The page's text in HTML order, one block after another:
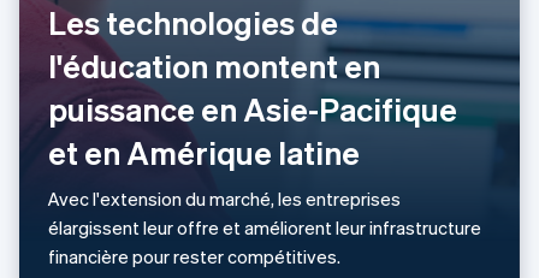
Les technologies de
l'éducation montent en
puissance en Asie-Pacifique
et en Amérique latine
Avec l'extension du marché, les entreprises
élargissent leur offre et améliorent leur infrastructure
financière pour rester compétitives.
R.A.S. de Hong Kong, Chine
English
République tchèque
English
Roumanie
English
Royaume-Uni
English
Singapour
English简体中文
Slovaquie